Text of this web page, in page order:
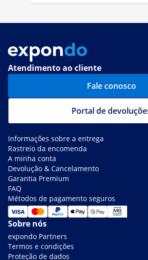
Atendimento ao cliente
Fale conosco
Portal de
Informações sobre a entrega
Rastreio da encomenda
A minha conta
Devolução & Cancelamento
Garantia Premium
FAQ
Métodos de pagamento seguros
Sobre nós
expondo Partners
Termos e condições
Proteção de dados